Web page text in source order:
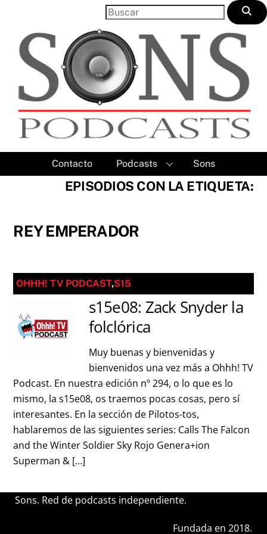
content
Contacto Podcasts Sons
EPISODIOS CON LA ETIQUETA:
REY EMPERADOR
OHHH! TV PODCAST,S15
s15e08: Zack Snyder la
folclórica
Muy buenas y bienvenidas y
bienvenidos una vez más a Ohhh! TV
Podcast. En nuestra edición nº 294, o lo que es lo
mismo, la s15e08, os traemos pocas cosas, pero sí
interesantes. En la sección de Pilotos-tos,
hablaremos de las siguientes series: Calls The Falcon
and the Winter Soldier Sky Rojo Genera+ion
Superman & […]
Sons. Red de podcasts independiente.
Fundada en 2018.